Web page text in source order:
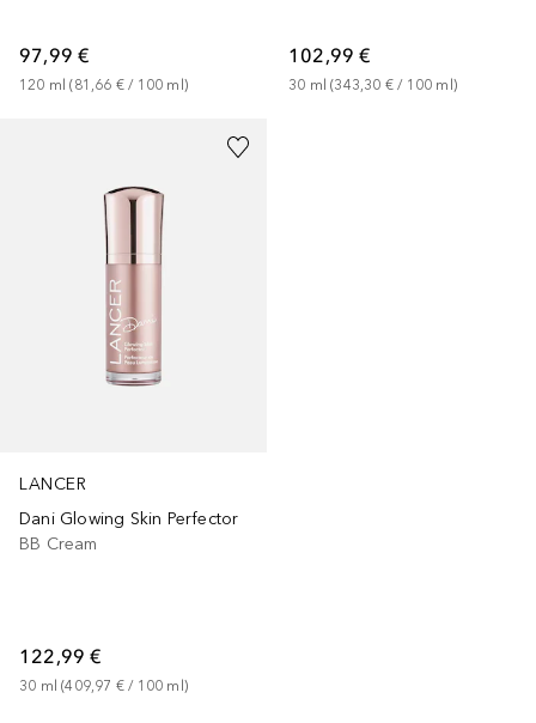
97,99 €
120 ml (81,66 € / 100 ml)
102,99 €
30 ml (343,30 € / 100 ml)
LANCER
Dani Glowing Skin Perfector
BB Cream
122,99 €
30 ml (409,97 € / 100 ml)